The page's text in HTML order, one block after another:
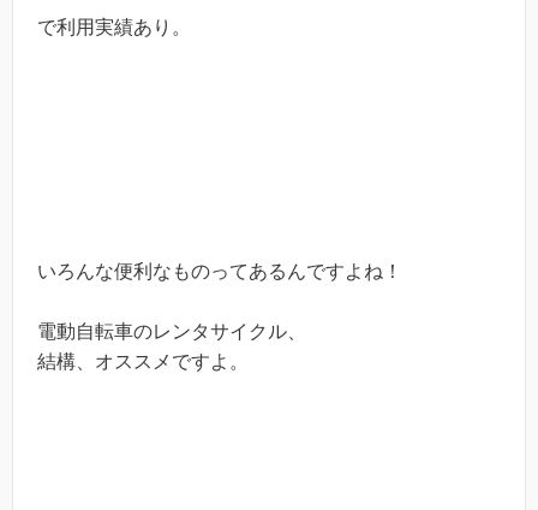
で利用実績あり。
いろんな便利なものってあるんですよね！
電動自転車のレンタサイクル、
結構、オススメですよ。